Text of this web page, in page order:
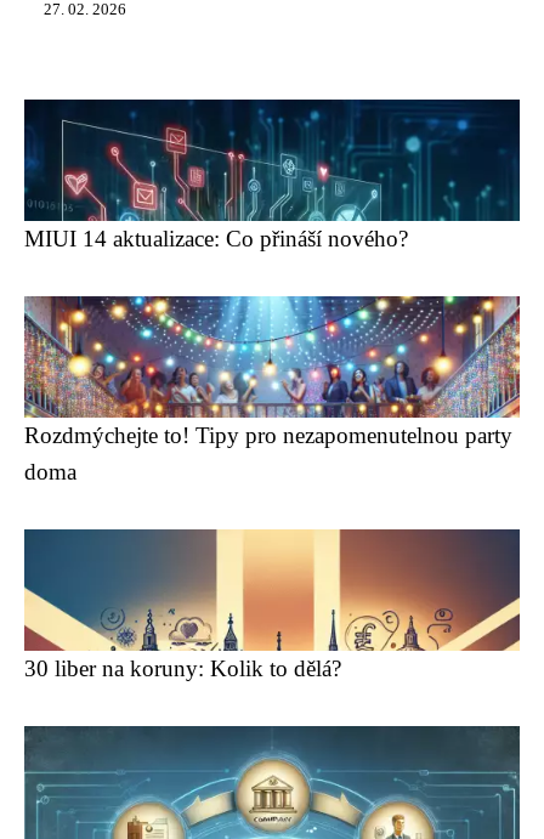
27. 02. 2026
MIUI 14 aktualizace: Co přináší nového?
Rozdmýchejte to! Tipy pro nezapomenutelnou party
doma
30 liber na koruny: Kolik to dělá?